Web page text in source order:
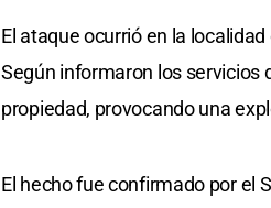
El ataque ocurrió en la
Según informaron los servicios
propiedad, provocando una
El hecho fue confirmado por el